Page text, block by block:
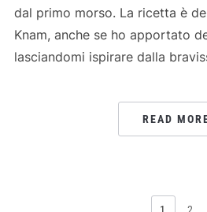
dal primo morso. La ricetta è
Knam, anche se ho apportato
lasciandomi ispirare dalla
READ